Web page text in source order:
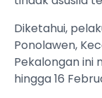
‎Diketahui,
Ponolawen,
Pekalongan ini
hingga 16